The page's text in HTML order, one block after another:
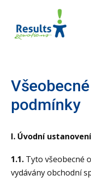
podmínky
I. Úvodní ustanovení
1.1. Tyto všeobecné
vydávány obchodní